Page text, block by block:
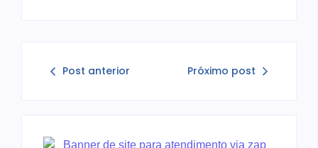
Post anterior Próximo post